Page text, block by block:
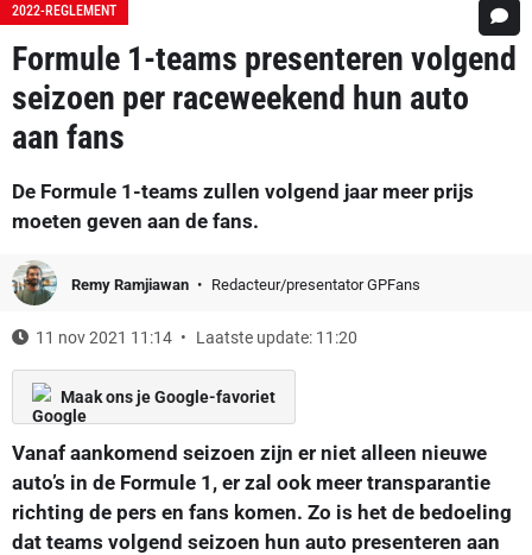
2022-REGLEMENT
Formule 1-teams presenteren volgend
seizoen per raceweekend hun auto
aan fans
De Formule 1-teams zullen volgend jaar meer prijs
moeten geven aan de fans.
Remy Ramjiawan Redacteur/presentator GPFans
11 nov 2021 11:14 Laatste update: 11:20
Maak ons je Google-favoriet
Vanaf aankomend seizoen zijn er niet alleen nieuwe
auto’s in de Formule 1, er zal ook meer transparantie
richting de pers en fans komen. Zo is het de bedoeling
dat teams volgend seizoen hun auto presenteren aan